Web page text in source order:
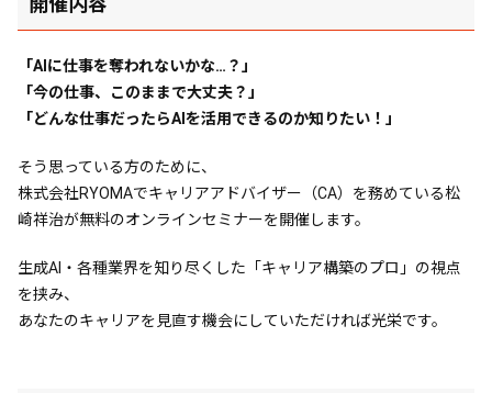
「AIに仕事を奪われないかな…？」
「今の仕事、このままで大丈夫？」
「どんな仕事だったらAIを活用できるのか知りたい！」
そう思っている方のために、
株式会社RYOMAでキャリアアドバイザー（CA）を務めている松
崎祥治が無料のオンラインセミナーを開催します。
生成AI・各種業界を知り尽くした「キャリア構築のプロ」の視点
を挟み、
あなたのキャリアを見直す機会にしていただければ光栄です。